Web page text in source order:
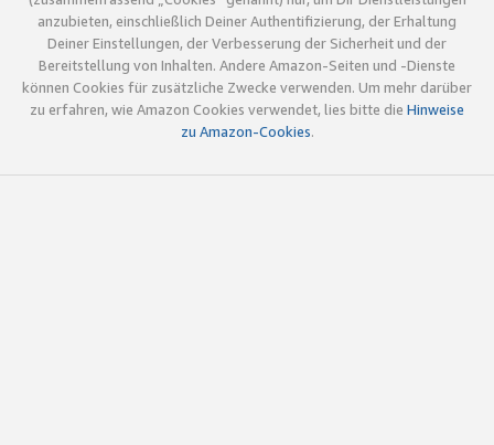
anzubieten, einschließlich Deiner Authentifizierung, der Erhaltung
Deiner Einstellungen, der Verbesserung der Sicherheit und der
Bereitstellung von Inhalten. Andere Amazon-Seiten und -Dienste
können Cookies für zusätzliche Zwecke verwenden. Um mehr darüber
zu erfahren, wie Amazon Cookies verwendet, lies bitte die Hinweise
zu Amazon-Cookies.